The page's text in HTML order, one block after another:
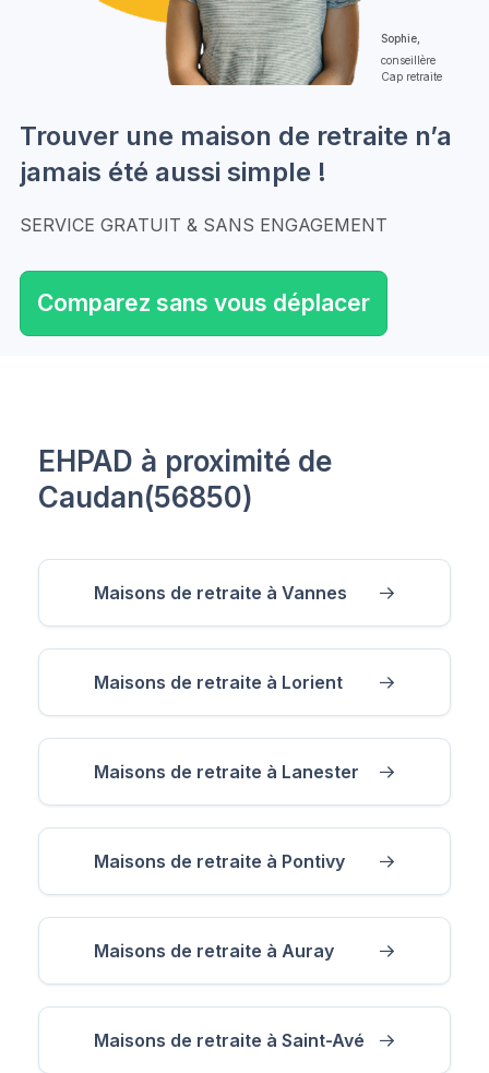
Sophie,
conseillère
Cap retraite
Trouver une maison de retraite n’a
jamais été aussi simple !
SERVICE GRATUIT & SANS ENGAGEMENT
Comparez sans vous déplacer
EHPAD à proximité de
Caudan(56850)
Maisons de retraite à Vannes
Maisons de retraite à Lorient
Maisons de retraite à Lanester
Maisons de retraite à Pontivy
Maisons de retraite à Auray
Maisons de retraite à Saint-Avé